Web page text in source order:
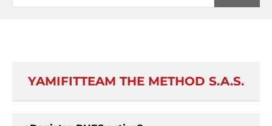
YAMIFITTEAM THE METHOD S.A.S.